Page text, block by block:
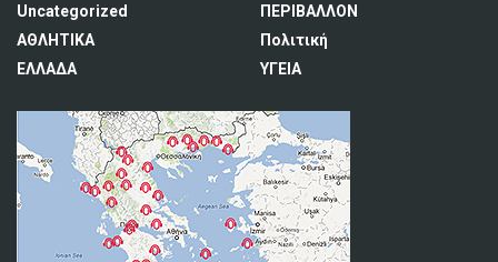
Uncategorized
ΑΘΛΗΤΙΚΑ
ΕΛΛΑΔΑ
ΠΕΡΙΒΑΛΛΟΝ
Πολιτική
ΥΓΕΙΑ